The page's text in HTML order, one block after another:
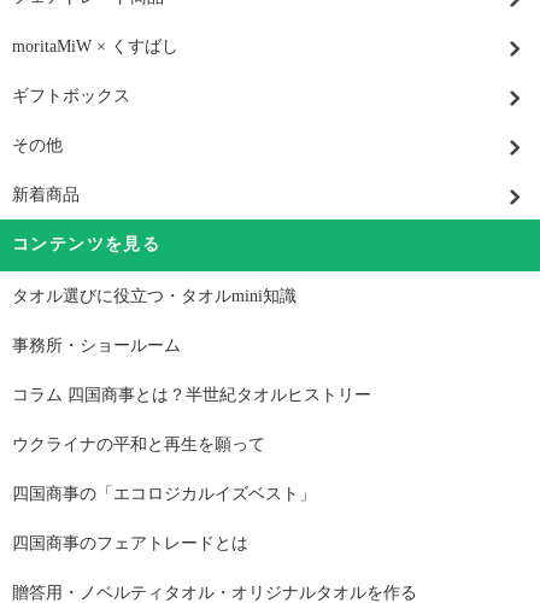
moritaMiW × くすばし
ギフトボックス
その他
新着商品
コンテンツを見る
タオル選びに役立つ・タオルmini知識
事務所・ショールーム
コラム 四国商事とは？半世紀タオルヒストリー
ウクライナの平和と再生を願って
四国商事の「エコロジカルイズベスト」
四国商事のフェアトレードとは
贈答用・ノベルティタオル・オリジナルタオルを作る